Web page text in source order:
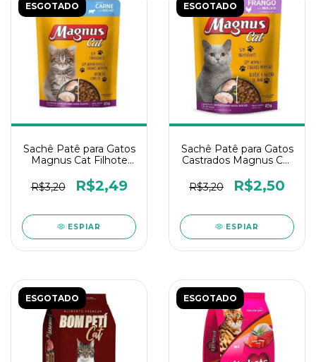
ESGOTADO
Sachê Patê para Gatos
Magnus Cat Filhote
linha)
R$3,20 R$2,49
ESPIAR
ESGOTADO
Sachê Patê para Gatos
Castrados Magnus Cat
R$3,20
R$2,50
ESPIAR
ESGOTADO ESGOTADO